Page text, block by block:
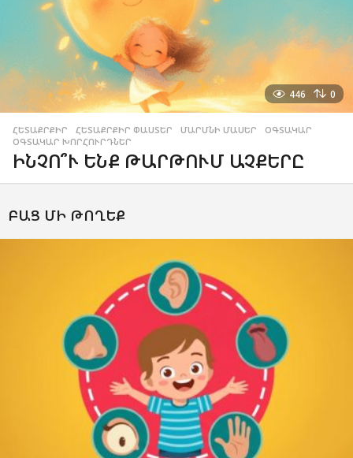
446 0
ՀԵՏԱՔՐՔԻՐ ,ՀԵՏԱՔՐՔԻՐ ՓԱՍՏԵՐ ,ՄԱՐՄՆԻ ՄԱՍԵՐ ,ՕԳՏԱԿԱՐ
ՕԳՏԱԿԱՐ ԽՈՐՀՈՒՐԴՆԵՐ
ԻՆՉՈ՞Ւ ԵՆՔ ԹԱՐԹՈՒՄ ԱՉՔԵՐԸ
ԲԱՑ ՄԻ ԹՈՂԵՔ